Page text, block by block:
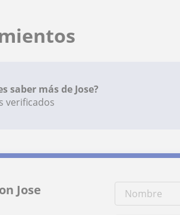
saber más de Jose?
verificados
Jose